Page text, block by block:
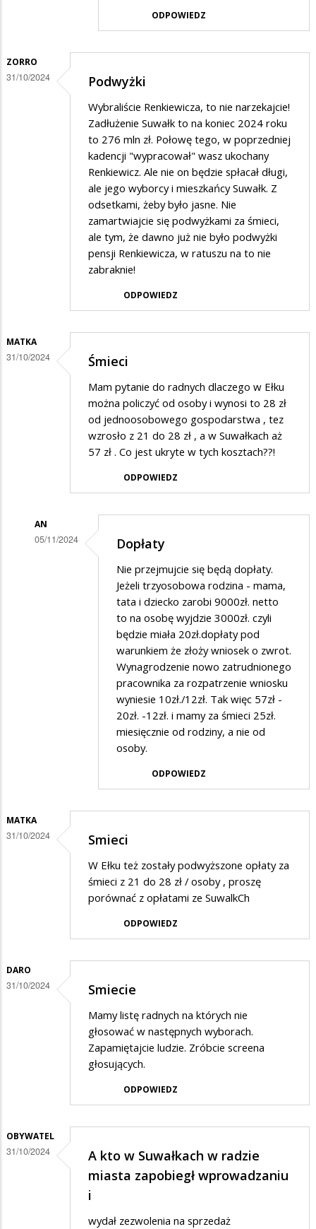
odpowiedzi
na
ODPOWIEDZ
ZORRO
31/10/2024 Podwyżki
Wybraliście Renkiewicza, to nie narzekajcie!
Zadłużenie Suwałk to na koniec 2024 roku
to 276 mln zł. Połowę tego, w poprzedniej
kadencji "wypracował" wasz ukochany
Renkiewicz. Ale nie on będzie spłacał długi,
ale jego wyborcy i mieszkańcy Suwałk. Z
odsetkami, żeby było jasne. Nie
zamartwiajcie się podwyżkami za śmieci,
ale tym, że dawno już nie było podwyżki
pensji Renkiewicza, w ratuszu na to nie
zabraknie!
ODPOWIEDZ
MATKA
31/10/2024 Śmieci
Mam pytanie do radnych dlaczego w Ełku
można policzyć od osoby i wynosi to 28 zł
od jednoosobowego gospodarstwa , tez
wzrosło z 21 do 28 zł , a w Suwałkach aż
57 zł . Co jest ukryte w tych kosztach??!
ODPOWIEDZ
AN
05/11/2024 Dopłaty
Nie przejmujcie się będą dopłaty.
Jeżeli trzyosobowa rodzina - mama,
tata i dziecko zarobi 9000zł. netto
to na osobę wyjdzie 3000zł. czyli
będzie miała 20zł.dopłaty pod
warunkiem że złoży wniosek o zwrot.
Wynagrodzenie nowo zatrudnionego
pracownika za rozpatrzenie wniosku
wyniesie 10zł./12zł. Tak więc 57zł -
20zł. -12zł. i mamy za śmieci 25zł.
miesięcznie od rodziny, a nie od
osoby.
ODPOWIEDZ
MATKA
31/10/2024 Smieci
W Ełku też zostały podwyższone opłaty za
śmieci z 21 do 28 zł / osoby , proszę
porównać z opłatami ze SuwalkCh
ODPOWIEDZ
DARO
31/10/2024 Smiecie
Mamy listę radnych na których nie
głosować w następnych wyborach.
Zapamiętajcie ludzie. Zróbcie screena
głosujących.
ODPOWIEDZ
OBYWATEL
31/10/2024
A kto w Suwałkach w radzie
miasta zapobiegł wprowadzaniu
i
wydał zezwolenia na sprzedaż